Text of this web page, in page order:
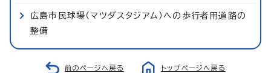
広島市民球場（マツダスタジアム）への歩行者用道路の
整備
前のページへ戻る トップページへ戻る